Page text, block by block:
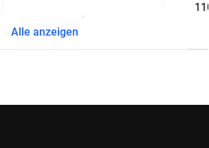
-
Alle anzeigen